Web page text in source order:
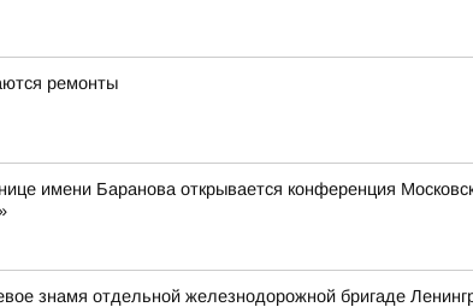
ремонты
имени Баранова открывается конференция
знамя отдельной железнодорожной бригаде